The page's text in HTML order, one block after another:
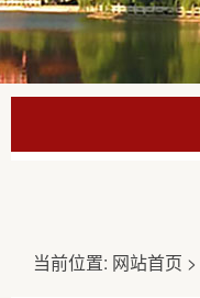
当前位置: 网站首页 >